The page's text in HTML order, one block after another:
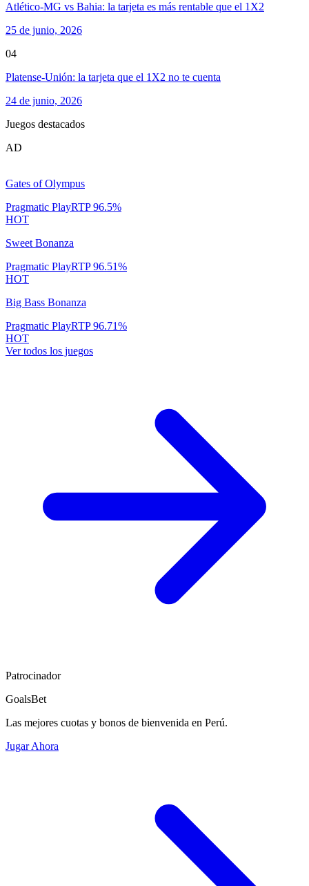
Atlético-MG vs Bahia: la tarjeta es más rentable que el 1X2
25 de junio, 2026
04
Platense-Unión: la tarjeta que el 1X2 no te cuenta
24 de junio, 2026
Juegos destacados
AD
Gates of Olympus
Pragmatic PlayRTP96.5%
HOT
Sweet Bonanza
Pragmatic PlayRTP96.51%
HOT
Big Bass Bonanza
Pragmatic PlayRTP96.71%
HOT
Ver todos los juegos
Patrocinador
GoalsBet
Las mejores cuotas y bonos de bienvenida en Perú.
Jugar Ahora